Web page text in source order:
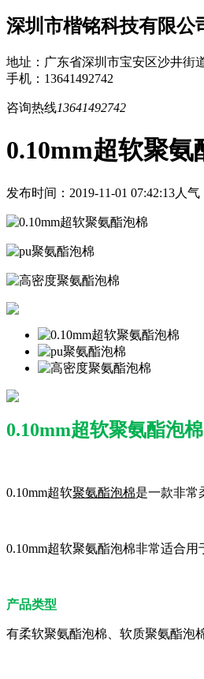
深圳市楷铭科技有限公
地址：广东省深圳市宝安区沙井街
手机：13641492742
咨询热线13641492742
0.10mm超软聚氨
发布时间：2019-11-01 07:42:13人气
0.10mm超软聚氨酯泡棉
0.10mm超软聚氨酯泡棉是一款非常
0.10mm超软聚氨酯泡棉非常适合
产品类型
有柔软聚氨酯泡棉、软质聚氨酯泡